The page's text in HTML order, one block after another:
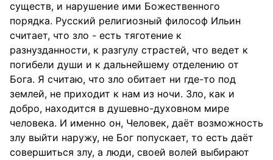
существ, и нарушение ими Божественного
порядка. Русский религиозный философ Ильин
считает, что зло - есть тяготение к
разнузданности, к разгулу страстей, что ведет к
погибели души и к дальнейшему отделению от
Бога. Я считаю, что зло обитает ни где-то под
землей, не приходит к нам из ночи. Зло, как и
добро, находится в душевно-духовном мире
человека. И именно он, Человек, даёт возможность
злу выйти наружу, не Бог попускает, то есть даёт
совершиться злу, а люди, своей волей выбирают